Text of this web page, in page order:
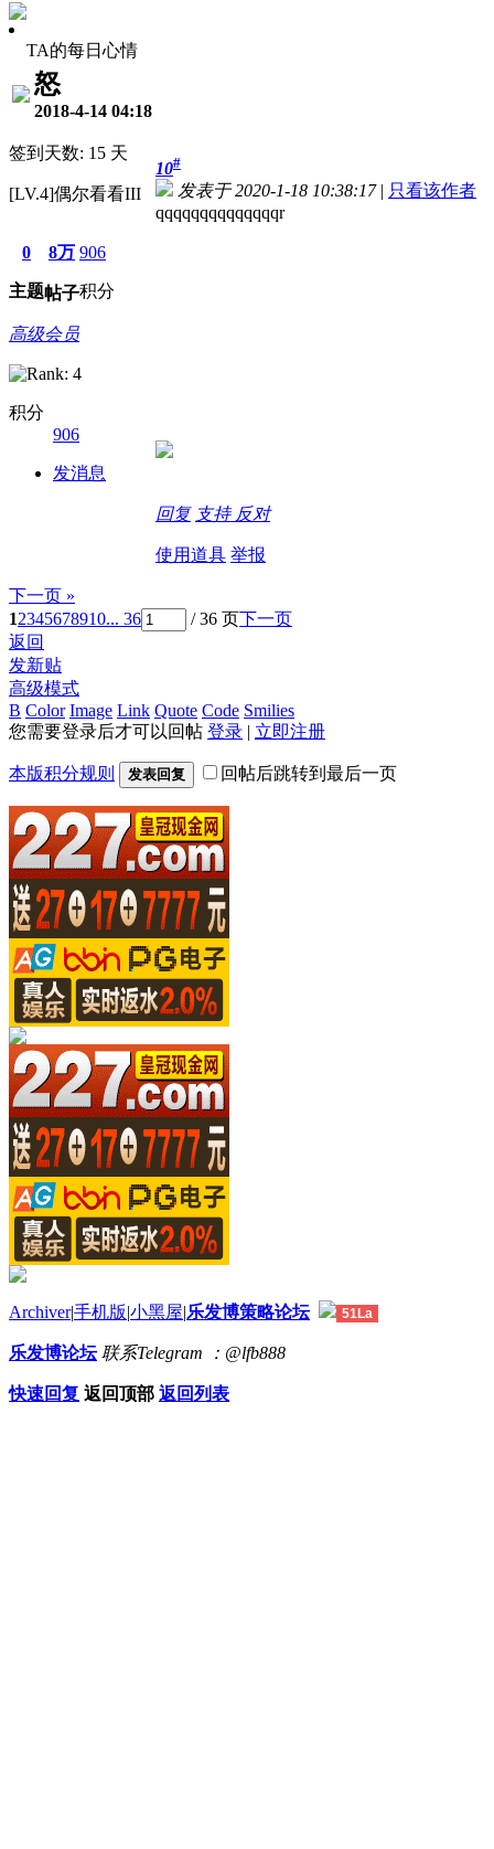
TA的每日心情
怒
2018-4-14 04:18
签到天数: 15 天
[LV.4]偶尔看看III
0
主题
8万
帖子
906
积分
高级会员
积分
906
发消息
10#
发表于 2020-1-18 10:38:17 | 只看该作者
qqqqqqqqqqqqqqr
回复 支持 反对
使用道具 举报
下一页 »
12345678910... 36 / 36 页下一页
返回
发新贴
高级模式
B Color Image Link Quote Code Smilies
您需要登录后才可以回帖 登录 | 立即注册
本版积分规则 发表回复 回帖后跳转到最后一页
Archiver|手机版|小黑屋|乐发博策略论坛 51La
乐发博论坛 联系Telegram ：@lfb888
快速回复 返回顶部 返回列表